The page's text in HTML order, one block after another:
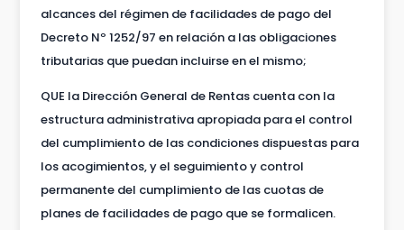
alcances del régimen de facilidades de pago del
Decreto Nº 1252/97 en relación a las obligaciones
tributarias que puedan incluirse en el mismo;
QUE la Dirección General de Rentas cuenta con la
estructura administrativa apropiada para el control
del cumplimiento de las condiciones dispuestas para
los acogimientos, y el seguimiento y control
permanente del cumplimiento de las cuotas de
planes de facilidades de pago que se formalicen.